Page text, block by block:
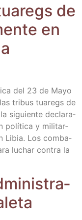
de
en
del 23 de Mayo
tri­bus tua­regs de
la siguien­te decla­ra­
polí­ti­ca y mili­tar­
Libia. Los com­ba­
luchar con­tra la